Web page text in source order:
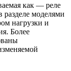
как — реле
моделями
нагрузки и
Более